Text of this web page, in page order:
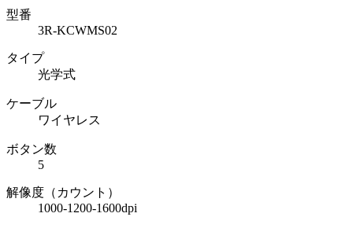
型番
3R-KCWMS02
タイプ
光学式
ケーブル
ワイヤレス
ボタン数
5
解像度（カウント）
1000-1200-1600dpi